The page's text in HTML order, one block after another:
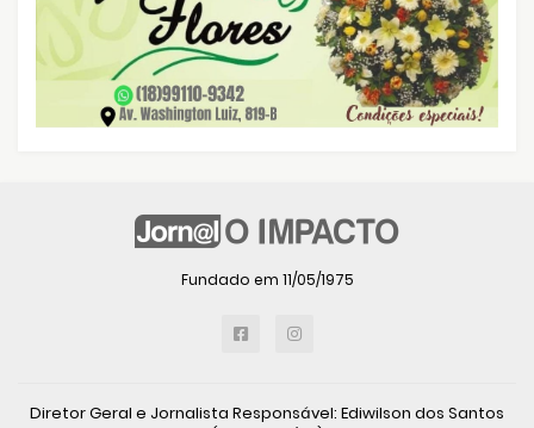
Fundado em 11/05/1975
Diretor Geral e Jornalista Responsável: Ediwilson dos Santos